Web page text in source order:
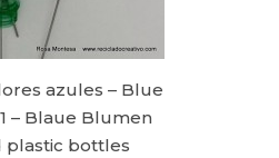
azules – Blue
– Blaue Blumen
plastic bottles